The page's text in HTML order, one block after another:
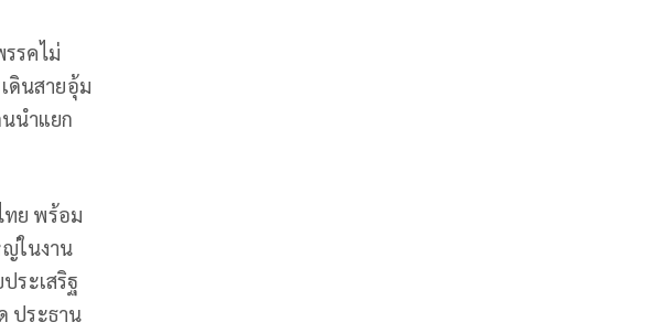
รคไม่
ดินสายอุ้ม
นำแยก
ทย พร้อม
ในงาน
ระเสริฐ
ประธาน